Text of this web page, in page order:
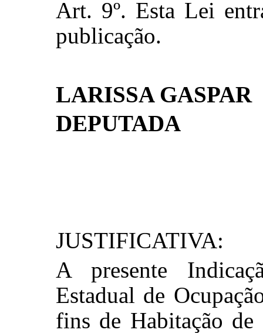
Art. 9º. Esta Lei
publicação.
LARISSA GASPAR
DEPUTADA
JUSTIFICATIVA:
A presente
Estadual de
fins de Habitação de